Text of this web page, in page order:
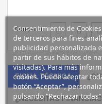
Compartir :
FICHA TÉCNICA
¿NECESITAS
Consentimiento de
de terceros para fines
publicidad personalizada
partir de sus hábitos de
visitadas). Para más
cookies. Puede aceptar
botón “Aceptar”,
pulsando "Rechazar